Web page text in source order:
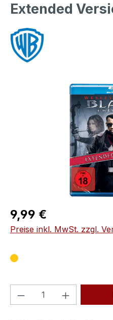
Extended
Bildergalerie überspringen
Regulärer Preis:
9,99 €
Preise inkl. MwSt. zzgl.
Produkt Anzahl: